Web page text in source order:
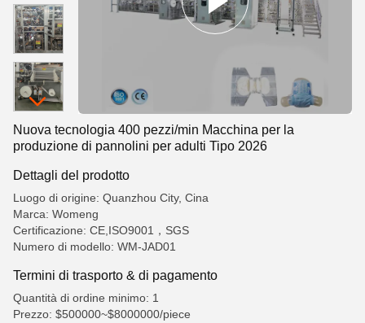
Nuova tecnologia 400 pezzi/min Macchina per la
produzione di pannolini per adulti Tipo 2026
Dettagli del prodotto
Luogo di origine: Quanzhou City, Cina
Marca: Womeng
Certificazione: CE,ISO9001，SGS
Numero di modello: WM-JAD01
Termini di trasporto & di pagamento
Quantità di ordine minimo: 1
Prezzo: $500000~$8000000/piece